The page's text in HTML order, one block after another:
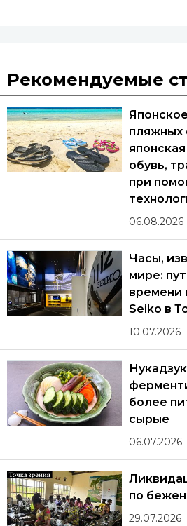
Рекомендуемые
пляжных
обувь,
при
06.08.2026
Часы,
мире:
времени
Seiko в
10.07.2026
более
сырые
06.07.2026
по
29.07.2026